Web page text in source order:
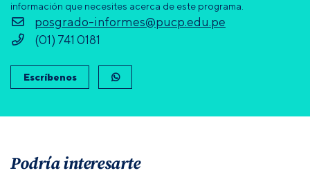
información que necesites acerca de este programa.
posgrado-informes@pucp.edu.pe
(01) 741 0181
Escríbenos
Podría interesarte